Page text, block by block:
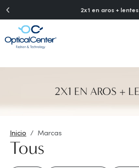
2x1 en aros + lentes
2X1 EN AROS +
Inicio Marcas
Tous